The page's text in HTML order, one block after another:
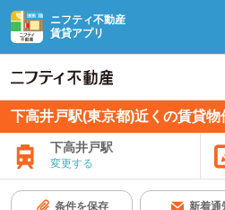
ニフティ不動産
賃貸アプリ
下高井戸駅(東京都)近くの賃貸物
下高井戸駅
変更する
条件を保存 新着通